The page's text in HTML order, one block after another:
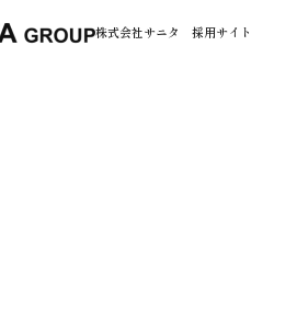
株式会社サニタ 採用サイト